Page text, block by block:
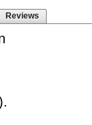
Reviews